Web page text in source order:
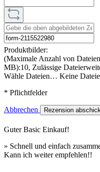
Produktbilder:
(Maximale Anzahl von
MB):10, Zulässige
Wähle Dateien… Keine
* Pflichtfelder
Abbrechen Rezension
Guter Basic Einkauf!
» Schnell und einfach
Kann ich weiter empfehlen!!